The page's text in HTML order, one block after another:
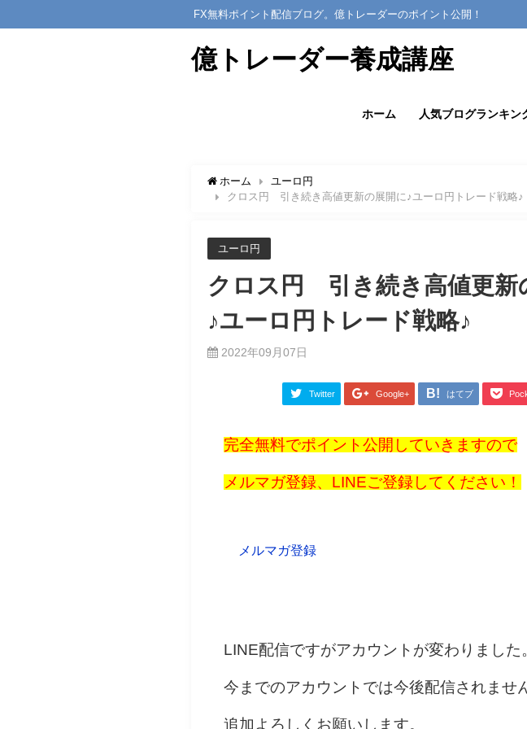
FX無料ポイント配信ブログ。億トレーダーのポイント公開！
億トレーダー養成講座
ホーム 人気ブログランキン
ホーム
ユーロ円
クロス円 引き続き高値更新の展開に♪ユーロ円トレード戦略♪
ユーロ円
クロス円 引き続き高値更新
♪ユーロ円トレード戦略♪
2022年09月07日
Twitter Google+ はてブ
完全無料でポイント公開していきますので
メルマガ登録、LINEご登録してください！
メルマガ登録
LINE配信ですがアカウントが変わりました
今までのアカウントでは今後配信されませ
追加よろしくお願いします。